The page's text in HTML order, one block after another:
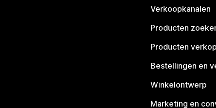
Verkoopkanalen
Producten
Producten
Bestellingen en
Winkelontwerp
Marketing en